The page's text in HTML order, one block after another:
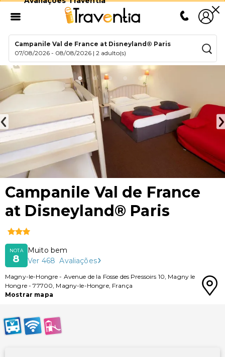
Campanile Val de France at Disneyland® Paris
07/08/2026 - 08/08/2026 |2 adulto(s)
Campanile Val de France
at Disneyland® Paris
NOTA
8
Muito bem
Ver 468 Avaliações
Magny-le-Hongre - Avenue de la Fosse des Pressoirs 10, Magny le
Hongre-77700, Magny-le-Hongre, França
Mostrar mapa